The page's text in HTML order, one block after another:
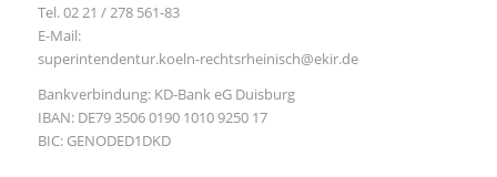
Tel. 02 21 / 278 561-83
E-Mail:
superintendentur.koeln-rechtsrheinisch@ekir.de
Bankverbindung: KD-Bank eG Duisburg
IBAN: DE79 3506 0190 1010 9250 17
BIC: GENODED1DKD